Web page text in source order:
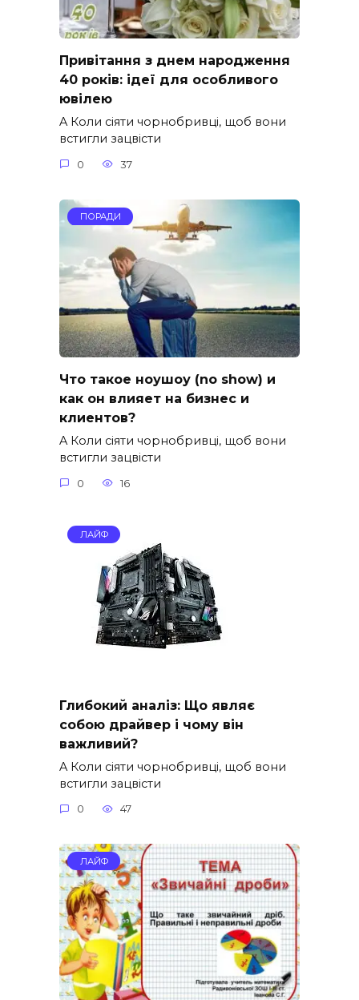
Привітання з днем народження
40 років: ідеї для особливого
ювілею
A Коли сіяти чорнобривці, щоб вони
встигли зацвісти
0 37
ПОРАДИ
Что такое ноушоу (no show) и
как он влияет на бизнес и
клиентов?
A Коли сіяти чорнобривці, щоб вони
встигли зацвісти
0 16
ЛАЙФ
Глибокий аналіз: Що являє
собою драйвер і чому він
важливий?
A Коли сіяти чорнобривці, щоб вони
встигли зацвісти
0 47
ЛАЙФ